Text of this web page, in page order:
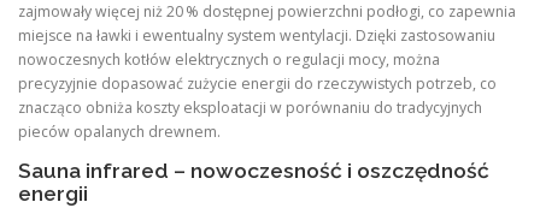
zajmowały więcej niż 20 % dostępnej powierzchni podłogi, co zapewnia
miejsce na ławki i ewentualny system wentylacji. Dzięki zastosowaniu
nowoczesnych kotłów elektrycznych o regulacji mocy, można
precyzyjnie dopasować zużycie energii do rzeczywistych potrzeb, co
znacząco obniża koszty eksploatacji w porównaniu do tradycyjnych
pieców opalanych drewnem.
Sauna infrared – nowoczesność i oszczędność
energii